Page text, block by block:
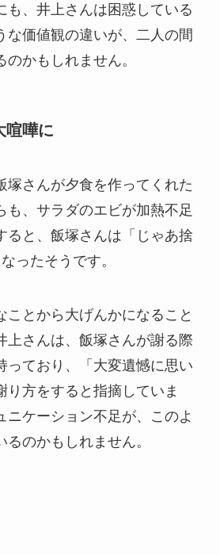
も、井上さんは困惑している
な価値観の違いが、二人の間
かもしれません。
喧嘩に
塚さんが夕食を作ってくれた
も、サラダのエビが加熱不足
ると、飯塚さんは「じゃあ捨
ったそうです。
ことから大げんかになること
上さんは、飯塚さんが謝る際
っており、「大変遺憾に思い
り方をすると指摘していま
ニケーション不足が、このよ
のかもしれません。